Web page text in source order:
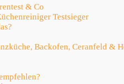
& Co
Testsieger
Backofen, Ceranfeld &